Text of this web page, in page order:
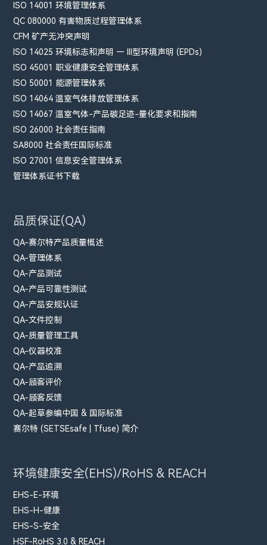
ISO 14001 环境管理体系
QC 080000 有害物质过程管理体系
CFM​ 矿产无冲突声明
ISO 14025 环境标志和声明 — III型环境声明 (EPDs)
ISO 45001 职业健康安全管理体系
ISO 50001 能源管理体系
ISO 14064 温室气体排放管理体系
ISO 14067 温室气体-产品碳足迹-量化要求和指南
ISO 26000 社会责任指南
SA8000 社会责任国际标准
ISO 27001 信息安全管理体系
管理体系证书下载
品质保证(QA)
QA-赛尔特产品质量概述
QA-管理体系
QA-产品测试
QA-产品可靠性测试
QA-产品安规认证
QA-文件控制
QA-质量管理工具
QA-仪器校准
QA-产品追溯
QA-顾客评价
QA-顾客反馈
QA-起草参编中国 & 国际标准
赛尔特 (SETSEsafe | Tfuse) 简介
环境健康安全(EHS)/RoHS & REACH
EHS-E-环境
EHS-H-健康
EHS-S-安全
HSF-RoHS 3.0 & REACH